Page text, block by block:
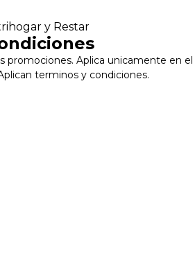
y Restar
promociones. Aplica unicamente en el
terminos y condiciones.